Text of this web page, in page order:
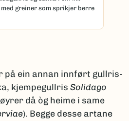
greiner som sprikjer berre
på ein annan innført gullris-
kjempegullris Solidago
då òg heime i same
). Begge desse artane